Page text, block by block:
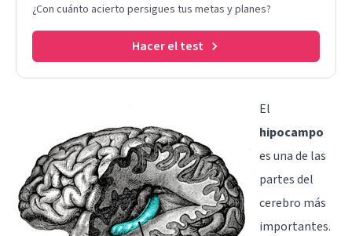
¿Con cuánto acierto persigues tus metas y planes?
Hacer el test
El
hipocampo
es una de las
partes del
cerebro más
importantes.